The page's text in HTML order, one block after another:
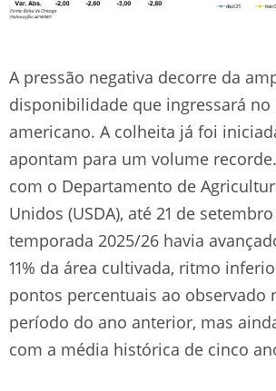
A pressão negativa decorre da
disponibilidade que ingressará
americano. A colheita já foi
apontam para um volume
com o Departamento de
Unidos (USDA), até 21 de
temporada 2025/26 havia
11% da área cultivada, ritmo
pontos percentuais ao observado
período do ano anterior, mas
com a média histórica de cinco